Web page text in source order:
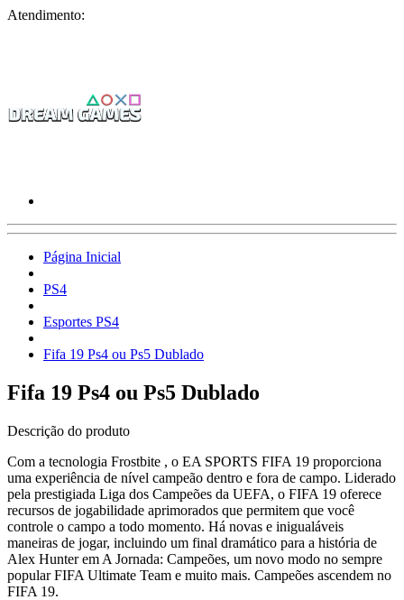
Atendimento:
Página Inicial
PS4
Esportes PS4
Fifa 19 Ps4 ou Ps5 Dublado
Fifa 19 Ps4 ou Ps5 Dublado
Descrição do produto
Com a tecnologia Frostbite , o EA SPORTS FIFA 19 proporciona
uma experiência de nível campeão dentro e fora de campo. Liderado
pela prestigiada Liga dos Campeões da UEFA, o FIFA 19 oferece
recursos de jogabilidade aprimorados que permitem que você
controle o campo a todo momento. Há novas e inigualáveis
maneiras de jogar, incluindo um final dramático para a história de
Alex Hunter em A Jornada: Campeões, um novo modo no sempre
popular FIFA Ultimate Team e muito mais. Campeões ascendem no
FIFA 19.